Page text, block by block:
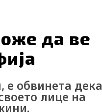
да ве
обвинета дека
лице на